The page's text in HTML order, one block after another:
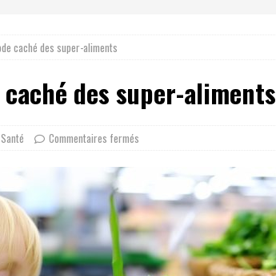
caché des super-aliments
des super-aliments
Santé Commentaires fermés